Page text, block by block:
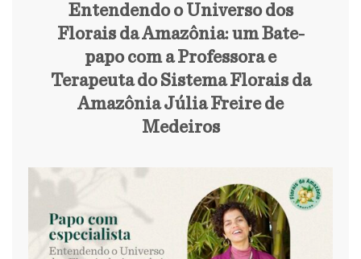
Entendendo o Universo dos
Florais da Amazônia: um Bate-
papo com a Professora e
Terapeuta do Sistema Florais da
Amazônia Júlia Freire de
Medeiros